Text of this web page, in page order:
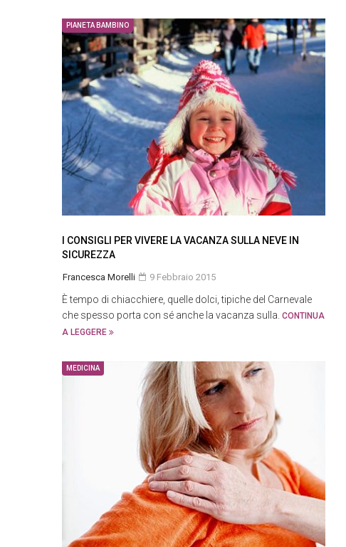
PIANETA BAMBINO
I CONSIGLI PER VIVERE LA VACANZA SULLA NEVE IN
SICUREZZA
Francesca Morelli 9 Febbraio 2015
È tempo di chiacchiere, quelle dolci, tipiche del Carnevale
che spesso porta con sé anche la vacanza sulla. CONTINUA
A LEGGERE
MEDICINA